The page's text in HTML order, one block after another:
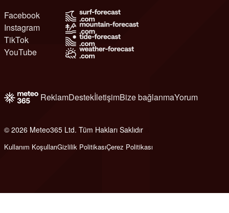
Facebook
Instagram
TikTok
YouTube
ReklamDestekİletişimBize bağlanmaYorum
© 2026 Meteo365 Ltd. Tüm Hakları Saklıdır
Kullanım KoşullarıGizlilik PolitikasıÇerez Politikası